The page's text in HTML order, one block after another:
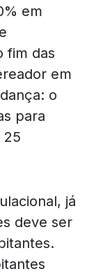
em
fim das
em
o
para
25
já
deve ser